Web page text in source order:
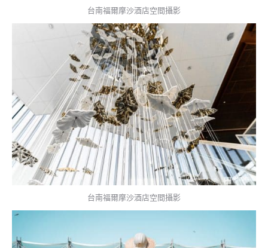
台南福爾摩沙酒店空間攝影
台南福爾摩沙酒店空間攝影